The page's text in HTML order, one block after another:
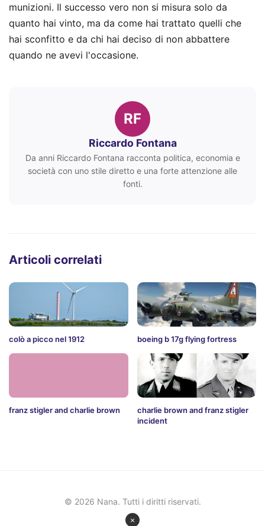
munizioni. Il successo vero non si misura solo da
quanto hai vinto, ma da come hai trattato quelli che
hai sconfitto e da chi hai deciso di non abbattere
quando ne avevi l'occasione.
RF
Riccardo Fontana
Da anni Riccardo Fontana racconta politica, economia e
società con uno stile diretto e una forte attenzione alle
fonti.
Articoli correlati
colò a picco nel 1912 boeing b 17g flying fortress
franz stigler and charlie brown
charlie brown and franz stigler
incident
×
© 2026 Nana. Tutti i diritti riservati.